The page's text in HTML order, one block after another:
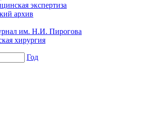
экспертиза
архив
им. Н.И. Пирогова
хирургия
Год